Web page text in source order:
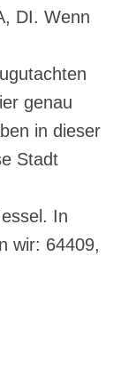
DI. Wenn
genau
in dieser
Stadt
In
wir: 64409,